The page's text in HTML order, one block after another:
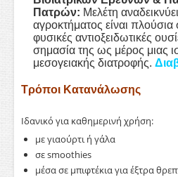
Πατρών: Μελέτη
αγροκτήματος είναι
φυσικές αντιοξειδωτικές
σημασία της ως μέρος μιας
μεσογειακής διατροφής.
Τρόποι Κατανάλωσης
Ιδανικό για καθημερινή χρήση:
με γιαούρτι ή γάλα
σε smoothies
μέσα σε μπιφτέκια για έξτρα